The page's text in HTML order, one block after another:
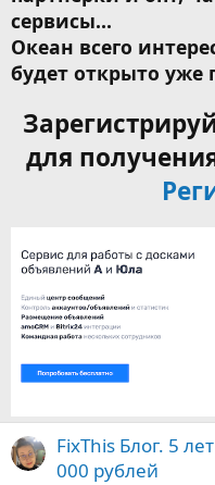
сервисы...
Океан всего
будет открыто уже
для
FixThis Блог. 5
000 рублей